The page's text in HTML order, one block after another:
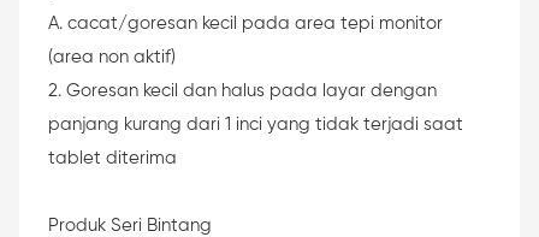
A. cacat/goresan kecil pada area tepi monitor
(area non aktif)
2. Goresan kecil dan halus pada layar dengan
panjang kurang dari 1 inci yang tidak terjadi saat
tablet diterima
Produk Seri Bintang